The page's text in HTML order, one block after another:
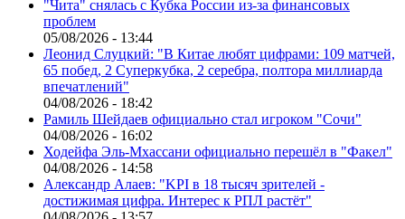
"Чита" снялась с Кубка России из-за финансовых
проблем
05/08/2026 - 13:44
Леонид Слуцкий: "В Китае любят цифрами: 109 матчей,
65 побед, 2 Суперкубка, 2 серебра, полтора миллиарда
впечатлений"
04/08/2026 - 18:42
Рамиль Шейдаев официально стал игроком "Сочи"
04/08/2026 - 16:02
Ходейфа Эль-Мхассани официально перешёл в "Факел"
04/08/2026 - 14:58
Александр Алаев: "KPI в 18 тысяч зрителей -
достижимая цифра. Интерес к РПЛ растёт"